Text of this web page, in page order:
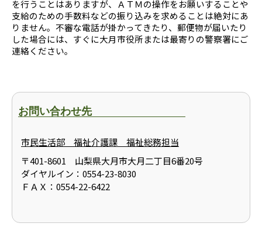
を行うことはありますが、ＡＴＭの操作をお願いすることや
支給のための手数料などの振り込みを求めることは絶対にあ
りません。不審な電話が掛かってきたり、郵便物が届いたり
した場合には、すぐに大月市役所または最寄りの警察署にご
連絡ください。
お問い合わせ先
市民生活部 福祉介護課 福祉総務担当
〒401-8601 山梨県大月市大月二丁目6番20号
ダイヤルイン：0554-23-8030
ＦＡＸ：0554-22-6422